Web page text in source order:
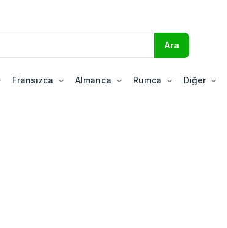
Fransızca Almanca Rumca Diğer